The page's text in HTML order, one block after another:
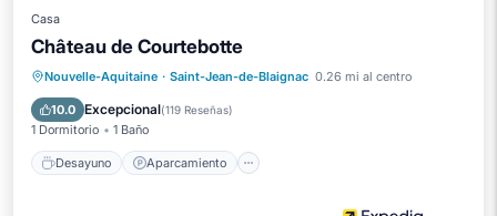
Casa
Château de Courtebotte
Nouvelle-Aquitaine · Saint-Jean-de-Blaignac 0.26 mi al centro
10.0 Excepcional(119 Reseñas)
1 Dormitorio 1 Baño
Desayuno Aparcamiento
Desayuno Aparcamiento
Piscina
Balcón/Terraza